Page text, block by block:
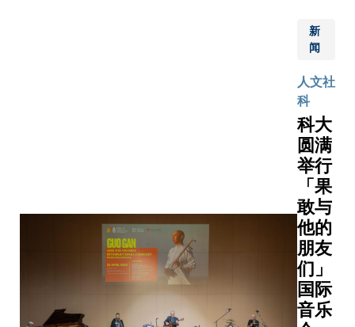
法展
《汉字
科大、
联合出
版（集
团）有
限公
司，以
及北京
苏士澍
汉字艺
术博物
馆联合
举办。
展览开
科大『
计划』
列为重要
并于
个『艺术
部』，致
与艺术的
具跨学科
意人才
科大AI电
办，正正
并将逐步
港中外文
要国际平
项*。其
佳影片奖
哥电影制
Gabriela
Cardona
得，其作
《The
of
融合个人
神话元素
探讨身份
特质与转
题。最佳
奖则由西
创作者
AI赋能艺
科技的发
成功举办
中华区首
AI电影节
后，今年
接再厉，
于本周六
日（5月
至17日）
在逸夫演
中心举办
二届AI电
节
（AIFF）
新
闻
人文社
科
科大
圆满
举行
「果
敢与
他的
朋友
们」
国际
音乐